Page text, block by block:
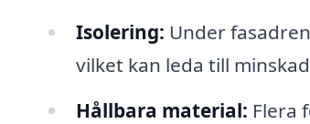
Isolering: Under
vilket kan leda till
Hållbara material: Flera